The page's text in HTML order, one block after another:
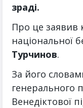
зраді.
Про це заявив
національної
Турчинов.
За його
генерального
Венедіктової